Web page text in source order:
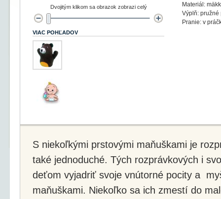
Materiál:
Výplň: pružné
Pranie: v
Dvojitým klikom sa obrazok zobrazi celý
VIAC POHĽADOV
S niekoľkými prstovými maňuškami je
také jednoduché. Tých rozprávkových i
deťom vyjadriť svoje vnútorné pocity a
maňuškami. Niekoľko sa ich zmestí do